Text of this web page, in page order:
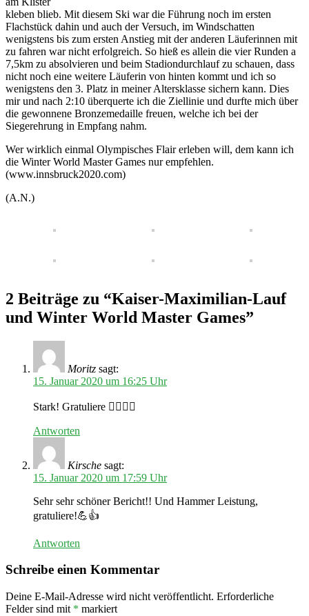
kleben blieb. Mit diesem Ski war die Führung noch im ersten
Flachstück dahin und auch der Versuch, im Windschatten
wenigstens bis zum ersten Anstieg mit der anderen Läuferinnen mit
zu fahren war nicht erfolgreich. So hieß es allein die vier Runden a
7,5km zu absolvieren und beim Stadiondurchlauf zu schauen, dass
nicht noch eine weitere Läuferin von hinten kommt und ich so
wenigstens den 3. Platz in meiner Altersklasse sichern kann. Dies
mir und nach 2:10 überquerte ich die Ziellinie und durfte mich über
die gewonnene Bronzemedaille freuen, welche ich bei der
Siegerehrung in Empfang nahm.
Wer wirklich einmal Olympisches Flair erleben will, dem kann ich
die Winter World Master Games nur empfehlen.
(www.innsbruck2020.com)
(A.N.)
2 Beiträge zu “Kaiser-Maximilian-Lauf
und Winter World Master Games”
Moritz sagt:
15. Januar 2020 um 16:25 Uhr
Stark! Gratuliere 👍🏼💪🏼
Antworten
Kirsche sagt:
15. Januar 2020 um 17:59 Uhr
Sehr sehr schöner Bericht!! Und Hammer Leistung,
gratuliere!💪👍
Antworten
Schreibe einen Kommentar
Deine E-Mail-Adresse wird nicht veröffentlicht. Erforderliche
Felder sind mit * markiert